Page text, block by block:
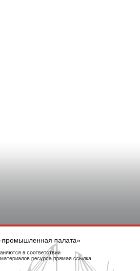
промышленная палата»
в соответствии
ресурса прямая ссылка